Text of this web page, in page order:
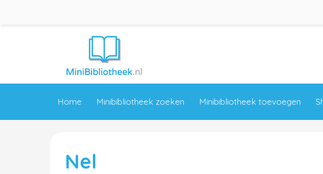
Home Minibibliotheek zoeken Minibibliotheek toevoegen
Nel